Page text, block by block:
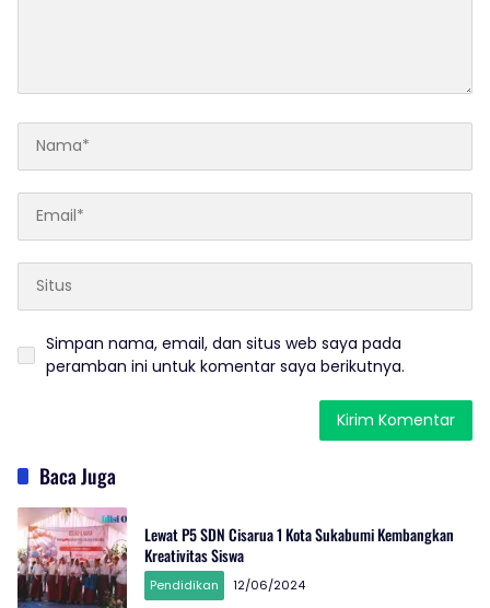
Simpan nama, email, dan situs web saya pada
peramban ini untuk komentar saya berikutnya.
Baca Juga
Lewat P5 SDN Cisarua 1 Kota Sukabumi Kembangkan
Kreativitas Siswa
Pendidikan 12/06/2024